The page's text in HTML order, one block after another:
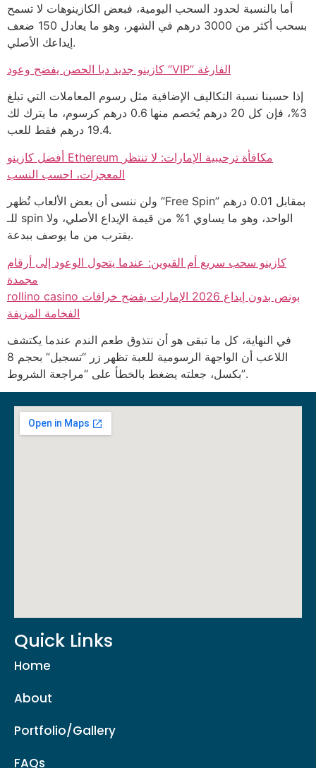
أما بالنسبة لحدود السحب اليومية، فبعض الكازينوهات لا تسمح
بسحب أكثر من 3000 درهم في الشهر، وهو ما يعادل 150 ضعف
إيداعك الأصلي.
كازينو جديد دبا الحصن يفضح وعود “VIP” الفارغة
إذا حسبنا نسبة التكاليف الإضافية مثل رسوم المعاملات التي تبلغ
3%، فإن كل 20 درهم يُخصم منها 0.6 درهم كرسوم، ما يترك لك
19.4 درهم فقط للعب.
أفضل كازينو Ethereum مكافأة ترحيبية الإمارات: لا تنتظر
المعجزات، احسب النسب
ولن ننسى أن بعض الألعاب تُظهر “Free Spin” بمقابل 0.01 درهم
للـ spin الواحد، وهو ما يساوي 1% من قيمة الإيداع الأصلي، ولا
يقترب من ما يوصف ببدعة.
كازينو سحب سريع أم القيوين: عندما يتحول الوعود إلى أرقام
مجمدة
rollino casino بونص بدون إيداع 2026 الإمارات يفضح خرافات
الفخامة المزيفة
في النهاية، كل ما تبقى هو أن نتذوق طعم الندم عندما يكتشف
اللاعب أن الواجهة الرسومية للعبة تظهر زر “تسجيل” بحجم 8
بكسل، جعلته يضغط بالخطأ على “مراجعة الشروط”.
Quick Links
Home
About
Portfolio/Gallery
FAQs